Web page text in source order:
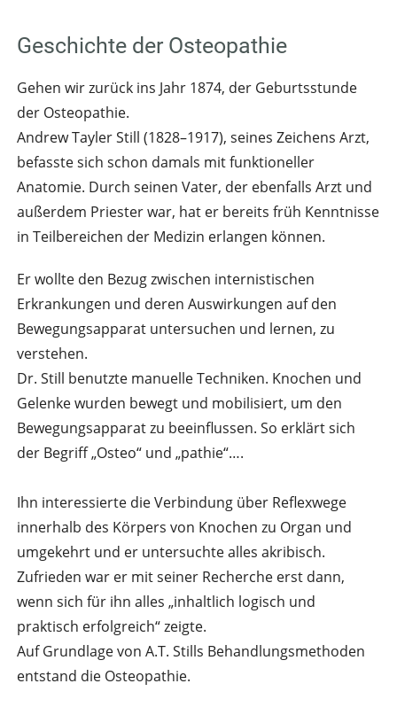
Geschichte der Osteopathie
Gehen wir zurück ins Jahr 1874, der Geburtsstunde
der Osteopathie.
Andrew Tayler Still (1828–1917), seines Zeichens Arzt,
befasste sich schon damals mit funktioneller
Anatomie. Durch seinen Vater, der ebenfalls Arzt und
außerdem Priester war, hat er bereits früh Kenntnisse
in Teilbereichen der Medizin erlangen können.
Er wollte den Bezug zwischen internistischen
Erkrankungen und deren Auswirkungen auf den
Bewegungsapparat untersuchen und lernen, zu
verstehen.
Dr. Still benutzte manuelle Techniken. Knochen und
Gelenke wurden bewegt und mobilisiert, um den
Bewegungsapparat zu beeinflussen. So erklärt sich
der Begriff „Osteo“ und „pathie“….
Ihn interessierte die Verbindung über Reflexwege
innerhalb des Körpers von Knochen zu Organ und
umgekehrt und er untersuchte alles akribisch.
Zufrieden war er mit seiner Recherche erst dann,
wenn sich für ihn alles „inhaltlich logisch und
praktisch erfolgreich“ zeigte.
Auf Grundlage von A.T. Stills Behandlungsmethoden
entstand die Osteopathie.